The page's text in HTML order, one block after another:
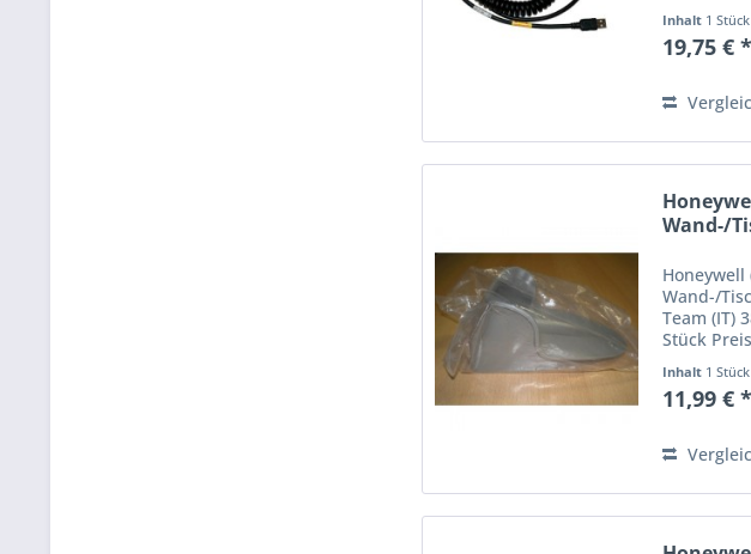
gedreht,
Preise in
Inhalt 1 Stück
19,75 € *
Wand-/
Honeywell
Wand-/
Team (IT)
Stück
Inhalt 1 Stück
11,99 € *